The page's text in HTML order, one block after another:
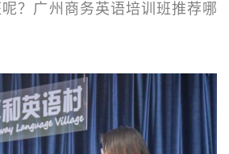
？广州商务英语培训班推荐哪